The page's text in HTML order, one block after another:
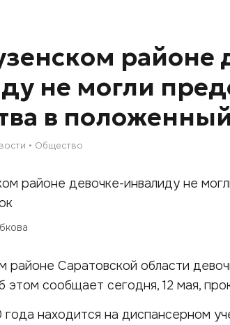
районе
не могли
в
Общество
районе Саратовской области
этом сообщает сегодня, 12 мая,
находится на диспансерном